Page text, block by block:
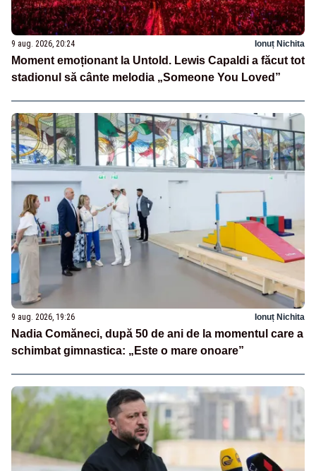
9 aug. 2026, 20:24 Ionuț Nichita
Moment emoționant la Untold. Lewis Capaldi a făcut tot
stadionul să cânte melodia „Someone You Loved”
9 aug. 2026, 19:26 Ionuț Nichita
Nadia Comăneci, după 50 de ani de la momentul care a
schimbat gimnastica: „Este o mare onoare”